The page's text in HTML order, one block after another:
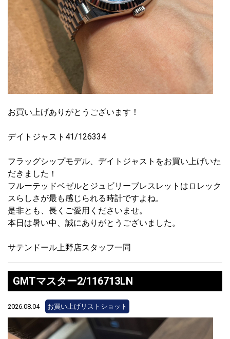
お買い上げありがとうございます！
デイトジャスト41/126334
フラッグシップモデル、デイトジャストをお買い上げいた
だきました！
フルーテッドベゼルとジュビリーブレスレットはロレック
スらしさが最も感じられる時計ですよね。
是非とも、長くご愛用くださいませ。
本日は暑い中、誠にありがとうございました。
サテンドール上野店スタッフ一同
GMTマスター2/116713LN
2026.08.04 お買い上げリストショット